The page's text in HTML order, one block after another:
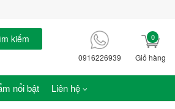
kiếm
0916226939 Giỏ hàng
0
nổi bật Liên hệ